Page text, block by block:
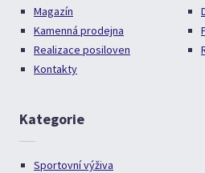
Magazín
Kamenná prodejna
Realizace posiloven
Kontakty
Kategorie
Sportovní výživa